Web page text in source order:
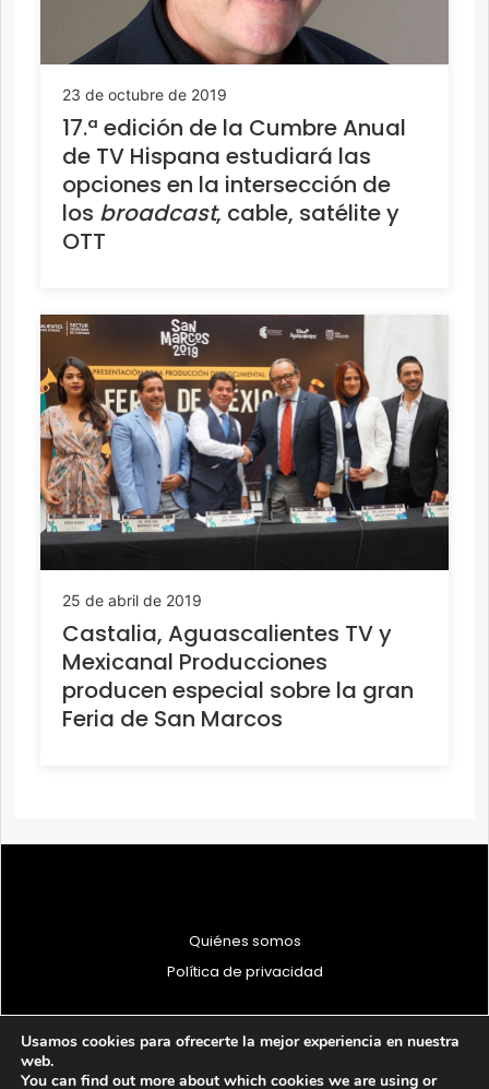
23 de octubre de 2019
17.ª edición de la Cumbre Anual
de TV Hispana estudiará las
opciones en la intersección de
los broadcast, cable, satélite y
OTT
25 de abril de 2019
Castalia, Aguascalientes TV y
Mexicanal Producciones
producen especial sobre la gran
Feria de San Marcos
Quiénes somos
Política de privacidad
Usamos cookies para ofrecerte la mejor experiencia en nuestra
web.
You can find out more about which cookies we are using or